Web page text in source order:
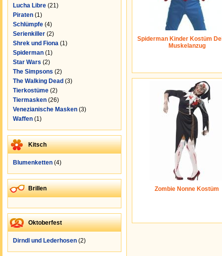
Lucha Libre (21)
Piraten (1)
Schlümpfe (4)
Serienkiller (2)
Shrek und Fiona (1)
Spiderman (1)
Star Wars (2)
The Simpsons (2)
The Walking Dead (3)
Tierkostüme (2)
Tiermasken (26)
Venezianische Masken (3)
Waffen (1)
Kitsch
Blumenketten (4)
Brillen
Oktoberfest
Dirndl und Lederhosen (2)
Spiderman Kinder Kostüm
Muskelanzug
Zombie Nonne Kostüm